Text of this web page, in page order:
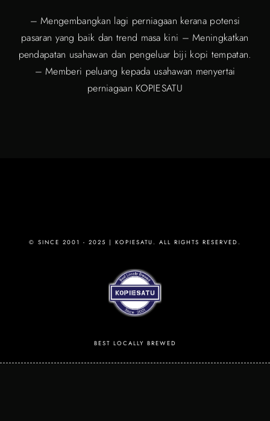
– Mengembangkan lagi perniagaan kerana potensi
pasaran yang baik dan trend masa kini – Meningkatkan
pendapatan usahawan dan pengeluar biji kopi tempatan.
– Memberi peluang kepada usahawan menyertai
perniagaan KOPIESATU
© SINCE 2001 - 2025 | KOPIESATU. ALL RIGHTS RESERVED.
BEST LOCALLY BREWED